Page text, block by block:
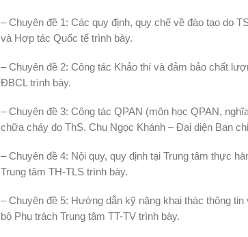
– Chuyên đề 1: Các quy định, quy chế về đào tạo do
và Hợp tác Quốc tế trình bày.
– Chuyên đề 2: Công tác Khảo thí và đảm bảo chất
ĐBCL trình bày.
– Chuyên đề 3: Công tác QPAN (môn học QPAN,
chữa cháy do ThS. Chu Ngọc Khánh – Đại diện Ban
– Chuyên đề 4: Nội quy, quy định tại Trung tâm thực
Trung tâm TH-TLS trình bày.
– Chuyên đề 5: Hướng dẫn kỹ năng khai thác thông
bộ Phụ trách Trung tâm TT-TV trình bày.